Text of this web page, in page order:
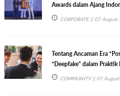
Awards dalam Ajang
CORPORATE|| 07 August
Tentang Ancaman Era
“Deepfake” dalam Praktik
COMMUNITY|| 07